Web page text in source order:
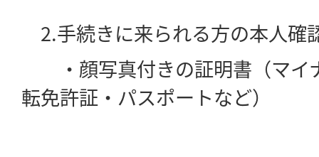
2.手続きに来られる方の本人確
・顔写真付きの証明書（マイ
転免許証・パスポートなど）